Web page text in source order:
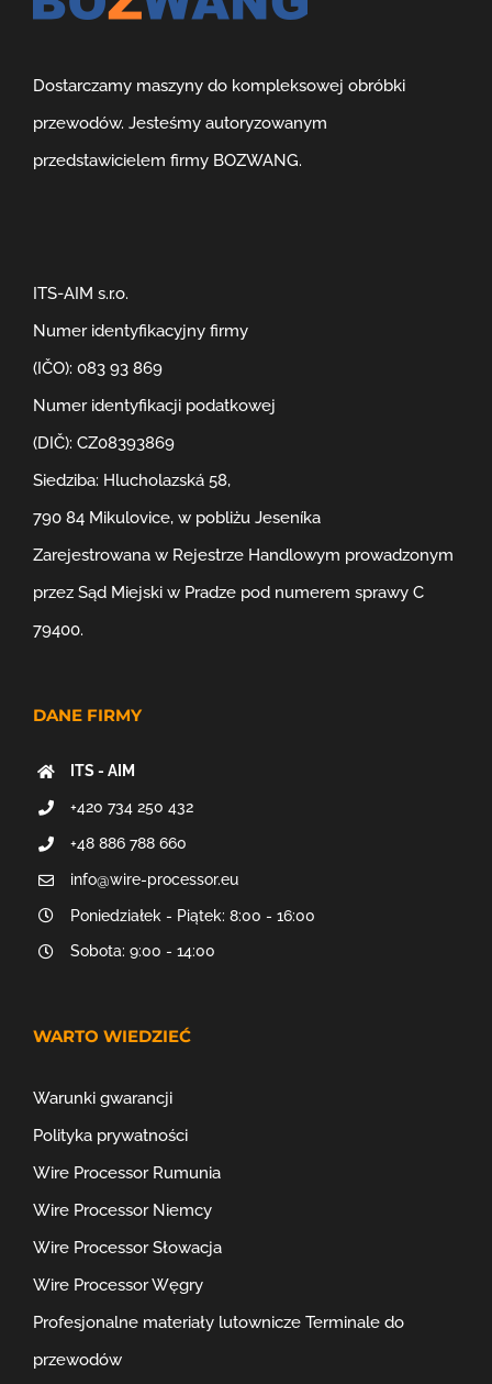
Dostarczamy maszyny do kompleksowej obróbki
przewodów. Jesteśmy autoryzowanym
przedstawicielem firmy BOZWANG.
ITS-AIM s.r.o.
Numer identyfikacyjny firmy
(IČO): 083 93 869
Numer identyfikacji podatkowej
(DIČ): CZ08393869
Siedziba: Hlucholazská 58,
790 84 Mikulovice, w pobliżu Jeseníka
Zarejestrowana w Rejestrze Handlowym prowadzonym
przez Sąd Miejski w Pradze pod numerem sprawy C
79400.
DANE FIRMY
ITS - AIM
+420 734 250 432
+48 886 788 660
info@wire-processor.eu
Poniedziałek - Piątek: 8:00 - 16:00
Sobota: 9:00 - 14:00
WARTO WIEDZIEĆ
Warunki gwarancji
Polityka prywatności
Wire Processor Rumunia
Wire Processor Niemcy
Wire Processor Słowacja
Wire Processor Węgry
Profesjonalne materiały lutownicze Terminale do
przewodów